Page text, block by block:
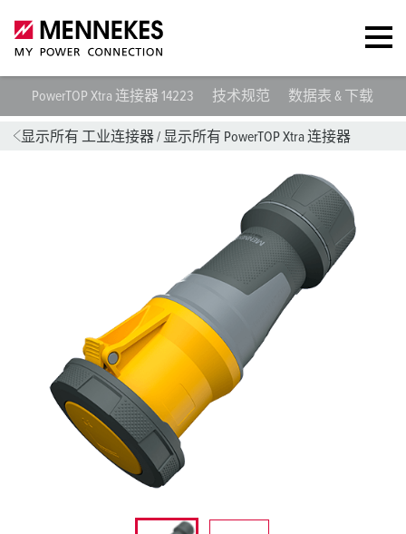
PowerTOP Xtra 连接器 14223 技术规范 数据表 & 下载
显示所有 工业连接器/ 显示所有 PowerTOP Xtra 连接器